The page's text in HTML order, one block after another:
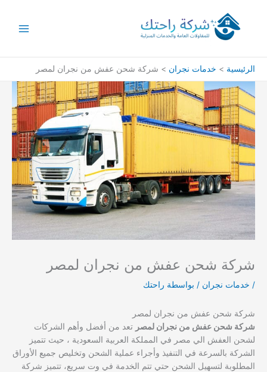
المحتوى
الرئيسية خدمات نجران شركة شحن عفش من نجران لمصر
شركة شحن عفش من نجران لمصر
/ خدمات نجران / بواسطة راحتك
شركة شحن عفش من نجران لمصر
شركة شحن عفش من نجران لمصر تعد من أفضل وأهم الشركات
لشحن العفش الي مصر في المملكة العربية السعودية ، حيث تتميز
الشركة بالسرعة في التنفيذ وأجراء عملية الشحن وتخليص جميع الأوراق
المطلوبة لتسهيل الشحن حتي تتم الخدمة في وت سريع، تتميز شركة